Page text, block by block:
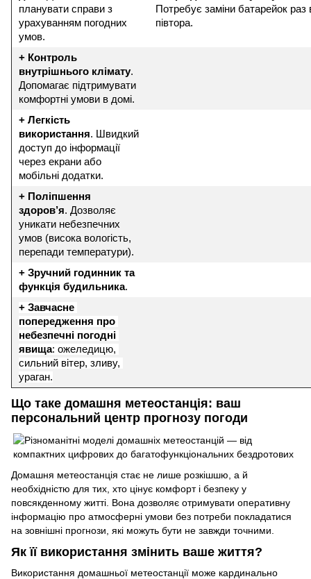
планувати справи з
урахуванням погодних
умов.
Потребує заміни батарейок раз
півтора.
+ Контроль
внутрішнього клімату.
Допомагає підтримувати
комфортні умови в домі.
+ Легкість
використання. Швидкий
доступ до інформації
через екрани або
мобільні додатки.
+ Поліпшення
здоров’я. Дозволяє
уникати небезпечних
умов (висока вологість,
перепади температури).
+ Зручний годинник та
функція будильника.
+ Завчасне
попередження про
небезпечні погодні
явища: ожеледицю,
сильний вітер, зливу,
ураган.
Що таке домашня метеостанція: ваш
персональний центр прогнозу погоди
Домашня метеостанція стає не лише розкішшю, а й
необхідністю для тих, хто цінує комфорт і безпеку у
повсякденному житті. Вона дозволяє отримувати оперативну
інформацію про атмосферні умови без потреби покладатися
на зовнішні прогнози, які можуть бути не завжди точними.
Як її використання змінить ваше життя?
Використання домашньої метеостанції може кардинально